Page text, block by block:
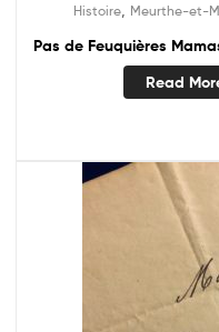
Histoire Meurthe-et-
Pas de Feuquières
Read